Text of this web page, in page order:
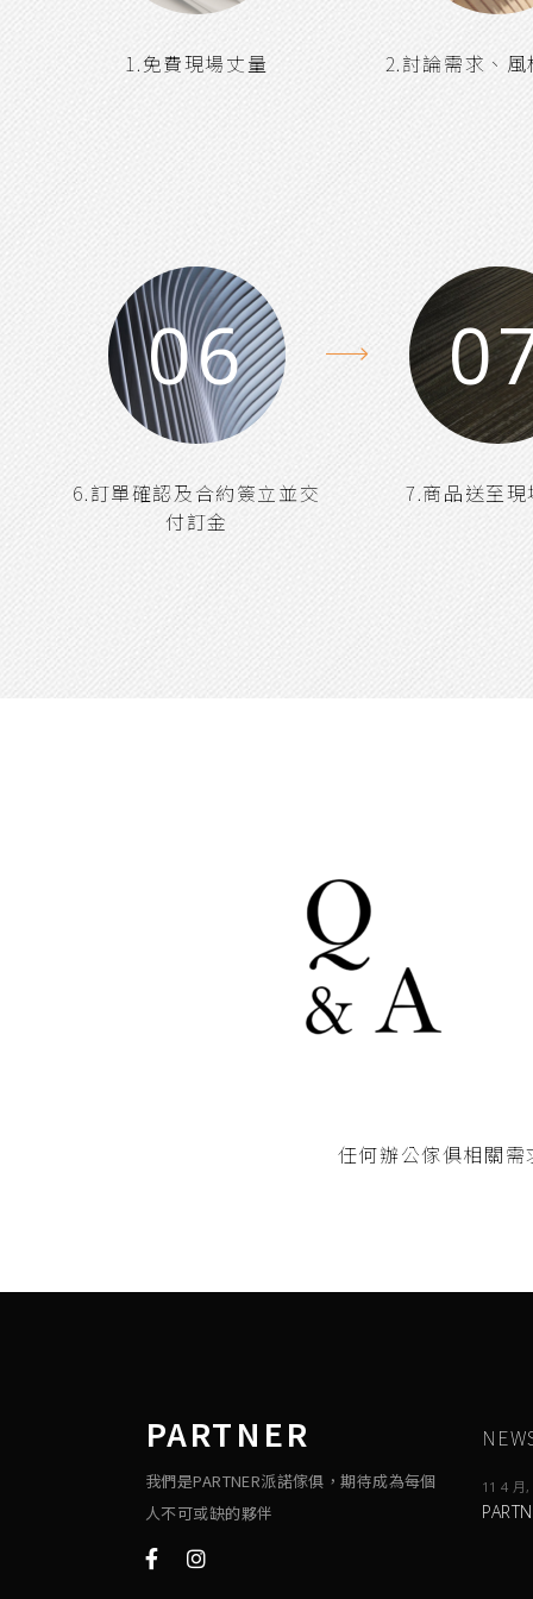
1.免費現場丈量 2.討論需求、
06
6.訂單確認及合約簽立並交
付訂金
7.商品送至
任何辦公傢俱相關
PARTNER
我們是PARTNER派諾傢俱，期待成為每個
人不可或缺的夥伴
11 4 月